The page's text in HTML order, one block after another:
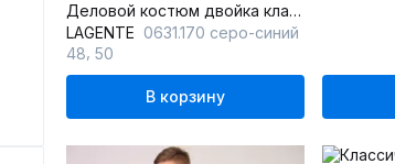
Деловой костюм двойка классический серый из текстиля
LAGENTE 0631.170 серо-синий
48 50
В корзину